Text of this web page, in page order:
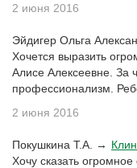
2 июня 2016
Эйдигер Ольга
Хочется выразить
Алисе Алексеевне. За
профессионализм.
2 июня 2016
Покушкина Т.А. →
Хочу сказать